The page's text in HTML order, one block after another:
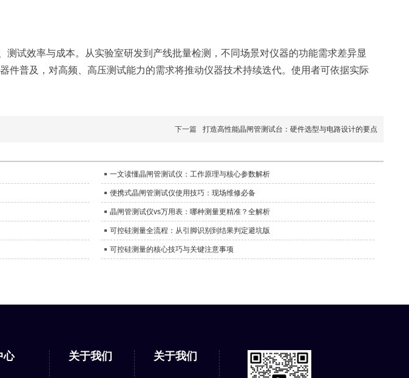
试效率与成本。从实验室研发到产线批量检测，不同场景对仪器的功能需求差异显
件普及，对高频、高压测试能力的需求将推动仪器技术持续迭代。使用者可依据实际
下一篇 打造高性能晶闸管测试台：硬件选型与电路设计的要点
一文读懂晶闸管测试仪：工作原理与核心参数解析
便携式晶闸管测试仪使用技巧：现场维修必备
晶闸管测试仪vs万用表：哪种测量更精准？全解析
可控硅测量全流程：从引脚识别到结果判定避坑版
可控硅测量的核心技巧与关键注意事项
心 关于我们 关于我们